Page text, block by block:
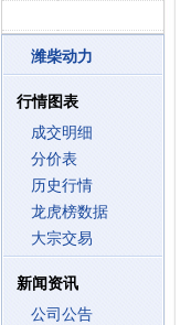
潍柴动力
行情图表
成交明细
分价表
历史行情
龙虎榜数据
大宗交易
新闻资讯
公司公告